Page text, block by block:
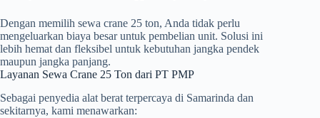
Dengan memilih sewa crane 25 ton, Anda tidak perlu
mengeluarkan biaya besar untuk pembelian unit. Solusi ini
lebih hemat dan fleksibel untuk kebutuhan jangka pendek
maupun jangka panjang.
Layanan Sewa Crane 25 Ton dari PT PMP
Sebagai penyedia alat berat terpercaya di Samarinda dan
sekitarnya, kami menawarkan: